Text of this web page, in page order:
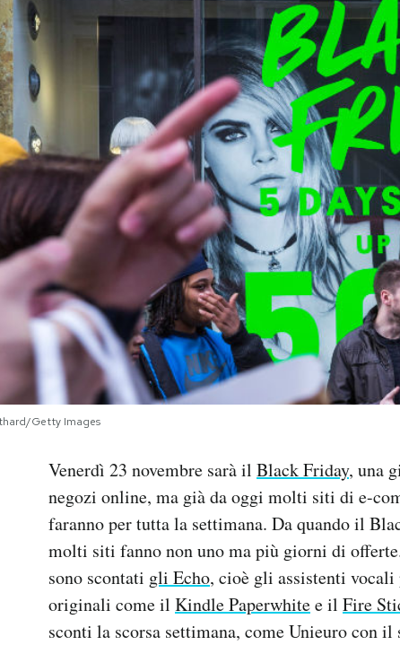
Europa
calcio 2026
Getty Images
Venerdì 23 novembre sarà il Black Friday, una
negozi online, ma già da oggi molti siti di e-
faranno per tutta la settimana. Da quando il
molti siti fanno non uno ma più giorni di
sono scontati gli Echo, cioè gli assistenti
originali come il Kindle Paperwhitee il Fire
sconti la scorsa settimana, come Unieuro con il